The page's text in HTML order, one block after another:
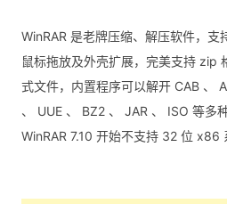
WinRAR 是老牌压缩、解压软件，支
鼠标拖放及外壳扩展，完美支持 zip
式文件，内置程序可以解开 CAB 、
、 UUE 、 BZ2 、 JAR 、 ISO 等多
WinRAR 7.10 开始不支持 32 位 x86